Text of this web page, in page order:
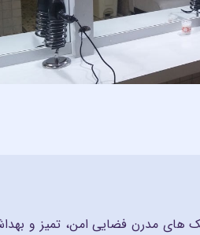
غذا و نوشیدنی
های مدرن فضایی امن، تمیز و